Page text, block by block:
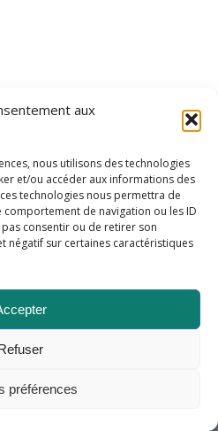
aux
nous utilisons des technologies
et/ou accéder aux informations des
technologies nous permettra de
de navigation ou les ID
consentir ou de retirer son
négatif sur certaines caractéristiques
préférences
by Kriesi